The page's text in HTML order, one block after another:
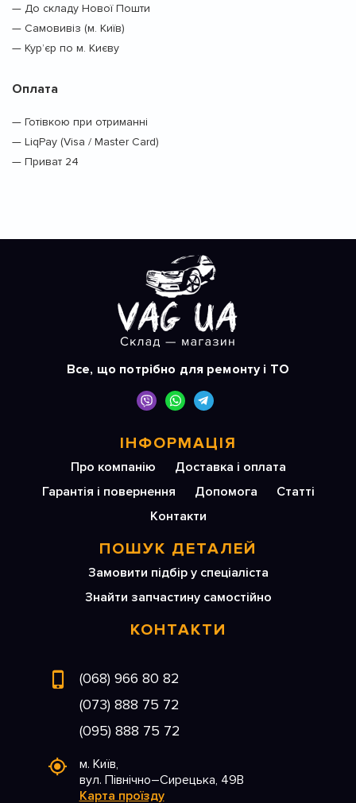
— До складу Нової Пошти
— Самовивіз (м. Київ)
— Кур’єр по м. Києву
Оплата
— Готівкою при отриманні
— LiqPay (Visa / Master Card)
— Приват 24
Все, що потрібно для ремонту і ТО
ІНФОРМАЦІЯ
Про компанію
Доставка і оплата
Гарантія і повернення
Допомога
Статті
Контакти
ПОШУК ДЕТАЛЕЙ
Замовити підбір у спеціаліста
Знайти запчастину самостійно
КОНТАКТИ
(068) 966 80 82
(073) 888 75 72
(095) 888 75 72
м. Київ,
вул. Північно–Сирецька, 49В
Карта проїзду